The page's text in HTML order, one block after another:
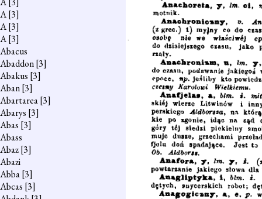
A[3]
A[3]
A[3]
Abacus
Abaddon[3]
Abakus [3]
Aban[3]
Abartarea[3]
Abarys [3]
Abas [3]
Abass
Abaz[3]
Abazi
Abba[3]
Abcas [3]